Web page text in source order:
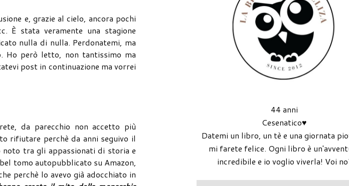
e, grazie al cielo, ancora pochi
È stata veramente una stagione
nulla di nulla. Perdonatemi, ma
Ho però letto, non tantissimo ma
post in continuazione ma vorrei
da parecchio non accetto più
rifiutare perchè da anni seguivo il
tra gli appassionati di storia e
tomo autopubblicato su Amazon,
perchè lo avevo già adocchiato in
44 anni
Cesenatico♥
Datemi un libro, un tè e una giornata
mi farete felice. Ogni libro è
incredibile e io voglio viverla! Voi